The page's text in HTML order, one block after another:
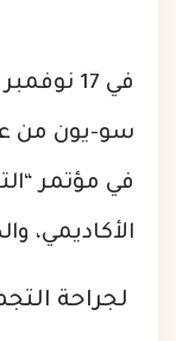
سو-يون من
في مؤتمر
الأكاديمي،
لجراحة